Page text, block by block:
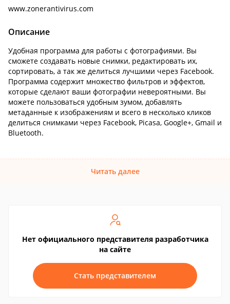
www.zonerantivirus.com
Описание
Удобная программа для работы с фотографиями. Вы
сможете создавать новые снимки, редактировать их,
сортировать, а так же делиться лучшими через Facebook.
Программа содержит множество фильтров и эффектов,
которые сделают ваши фотографии невероятными. Вы
можете пользоваться удобным зумом, добавлять
метаданные к изображениям и всего в несколько кликов
делиться снимками через Facebook, Picasa, Google+, Gmail и
Bluetooth.
Читать далее
Нет официального представителя разработчика
на сайте
Стать представителем